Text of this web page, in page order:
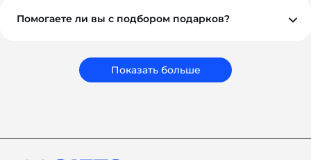
Помогаете ли вы с подбором подарков?
сувениры, а решения, которые работают на ваш
Показать больше